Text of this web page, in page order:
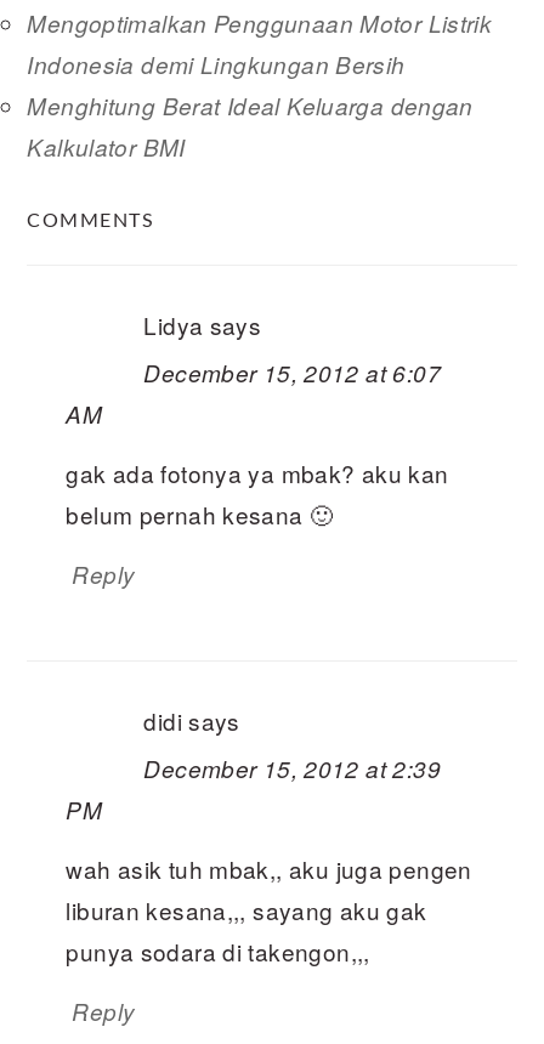
Mengoptimalkan Penggunaan Motor Listrik
Indonesia demi Lingkungan Bersih
Menghitung Berat Ideal Keluarga dengan
Kalkulator BMI
COMMENTS
Lidya says
December 15, 2012 at 6:07
AM
gak ada fotonya ya mbak? aku kan
belum pernah kesana 🙂
Reply
didi says
December 15, 2012 at 2:39
PM
wah asik tuh mbak,, aku juga pengen
liburan kesana,,, sayang aku gak
punya sodara di takengon,,,
Reply